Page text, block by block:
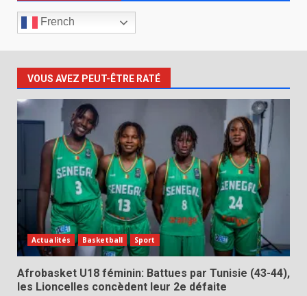
French
VOUS AVEZ PEUT-ÊTRE RATÉ
Actualités Basketball Sport
Afrobasket U18 féminin: Battues par Tunisie (43-44),
les Lioncelles concèdent leur 2e défaite